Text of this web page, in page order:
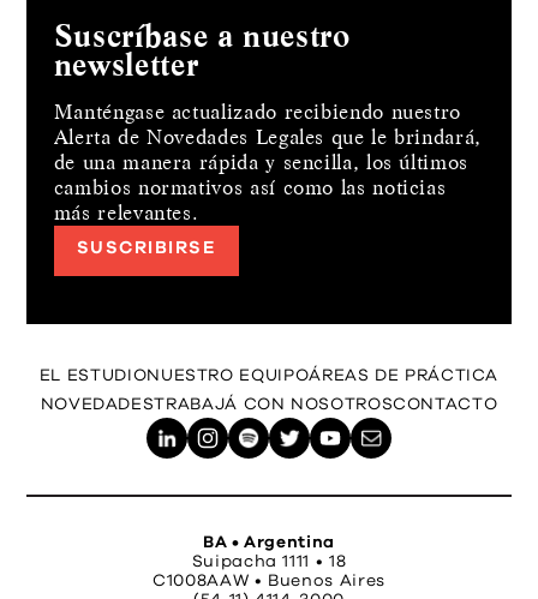
Suscríbase a nuestro
newsletter
Manténgase actualizado recibiendo nuestro
Alerta de Novedades Legales que le brindará,
de una manera rápida y sencilla, los últimos
cambios normativos así como las noticias
más relevantes.
SUSCRIBIRSE
EL ESTUDIONUESTRO EQUIPOÁREAS DE PRÁCTICA
NOVEDADESTRABAJÁ CON NOSOTROSCONTACTO
BA • Argentina
Suipacha 1111 • 18
C1008AAW • Buenos Aires